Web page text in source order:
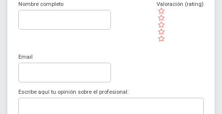
Nombre completo
( )
( )
( )
( )
( )
Valoración (rating)
Email
Escribe aquí tu opinión sobre el profesional: